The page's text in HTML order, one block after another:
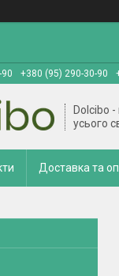
+380 (95) 290-30-90
Dolcibo -
усього
Доставка та